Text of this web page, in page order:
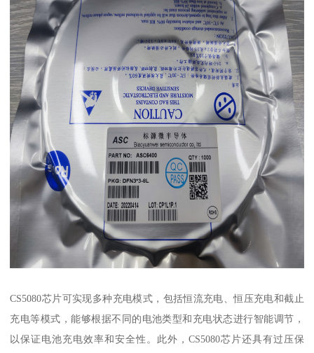
CS5080芯片可实现多种充电模式，包括恒流充电、恒压充电和截止
充电等模式，能够根据不同的电池类型和充电状态进行智能调节，
以保证电池充电效率和安全性。此外，CS5080芯片还具有过压保